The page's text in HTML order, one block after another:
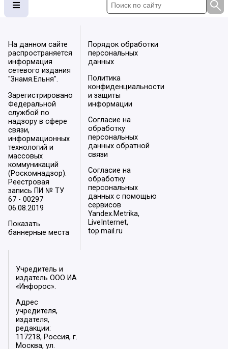
На данном сайте
распространяется
информация
сетевого издания
"Знамя.Ельня".
Зарегистрировано
Федеральной
службой по
надзору в сфере
связи,
информационных
технологий и
массовых
коммуникаций
(Роскомнадзор).
Реестровая
запись ПИ № ТУ
67 - 00297
06.08.2019
Показать
баннерные места
Порядок обработки
персональных
данных
Политика
конфиденциальности
и защиты
информации
Согласие на
обработку
персональных
данных обратной
связи
Согласие на
обработку
персональных
данных с помощью
сервисов
Yandex.Metrika,
LiveInternet,
top.mail.ru
Учредитель и
издатель ООО ИА
«Инфорос».
Адрес
учредителя,
издателя,
редакции:
117218, Россия, г.
Москва, ул.